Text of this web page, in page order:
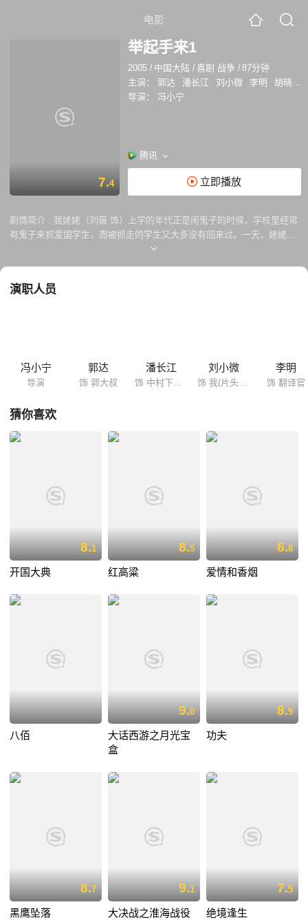
电影
7.4
举起手来1
2005 / 中国大陆 /喜剧 战争 /87分钟
主演：
郭达 潘长江 刘小微 李明 胡晓光
导演：
冯小宁
腾讯
立即播放
剧情简介 : 我姥姥（刘薇 饰）上学的年代正是闹鬼子的时候，学校里经常
有鬼子来抓爱国学生，而被抓走的学生又大多没有回来过。一天，姥姥被
鬼子盯上，慌乱之中钻进大木箱被日本鬼子抬上了列车。出站驶入山区时
带路进入石桥村。进入石桥村，村里老小都加入到解救的队伍中来。不仅
演职人员
冯小宁
导演
郭达
饰 郭大叔
潘长江 刘小微 李明
饰 翻译官
猜你喜欢
8.1
开国大典
8.5
红高粱
6.8
爱情和香烟
八佰
9.0
大话西游之月光宝
盒
8.9
功夫
8.7
黑鹰坠落
9.1
大决战之淮海战役
7.5
绝境逢生